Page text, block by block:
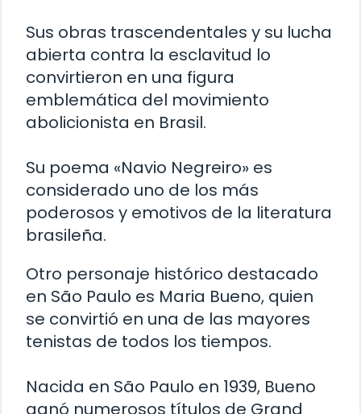
Sus obras trascendentales y su lucha
abierta contra la esclavitud lo
convirtieron en una figura
emblemática del movimiento
abolicionista en Brasil.
Su poema «Navio Negreiro» es
considerado uno de los más
poderosos y emotivos de la literatura
brasileña.
Otro personaje histórico destacado
en São Paulo es Maria Bueno, quien
se convirtió en una de las mayores
tenistas de todos los tiempos.
Nacida en São Paulo en 1939, Bueno
ganó numerosos títulos de Grand